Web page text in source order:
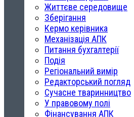
Життєве середовище
Зберігання
Кермо керівника
Механізація АПК
Питання бухгалтерії
Подія
Регіональний вимір
Редакторський погляд
Сучасне тваринництво
У правовому полі
Фінансування АПК